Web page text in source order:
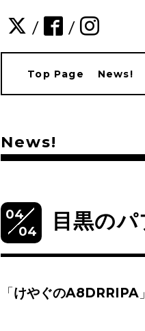
/ /
Top Page News!
News!
04
04
目黒の
「けやぐのA8DRRIPA」